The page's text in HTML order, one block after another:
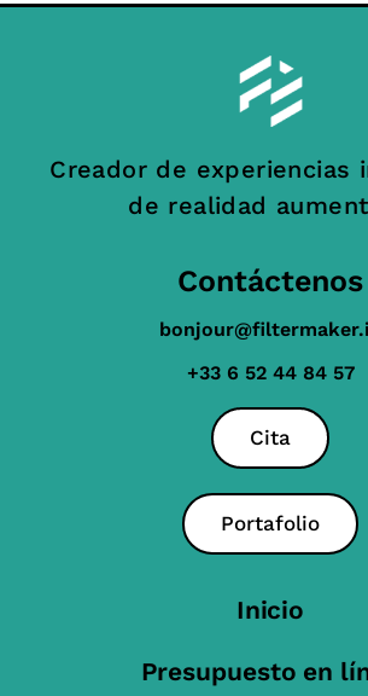
Creador de experiencias
de realidad
Contáctenos
+33 6 52 44 84 57
Cita
Portafolio
Inicio
Presupuesto en